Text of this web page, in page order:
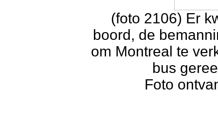
(foto 2106) Er
boord, de
om Montreal te
bus
Foto